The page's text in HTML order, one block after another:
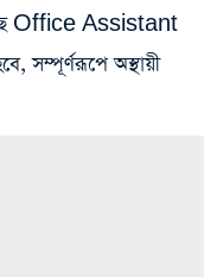
Office Assistant
সম্পূর্ণরূপে অস্থায়ী